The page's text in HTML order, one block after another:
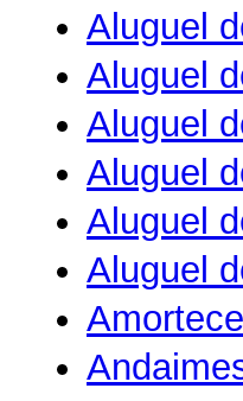
Aluguel
Aluguel
Aluguel
Aluguel
Aluguel
Aluguel